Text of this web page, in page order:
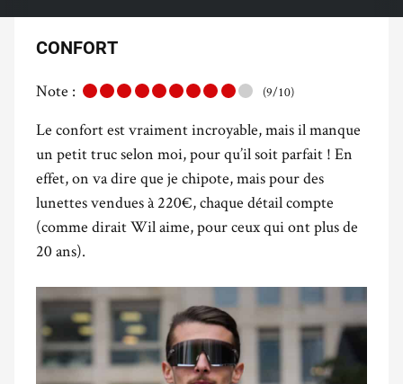
CONFORT
Note : (9/10)
Le confort est vraiment incroyable, mais il manque
un petit truc selon moi, pour qu’il soit parfait ! En
effet, on va dire que je chipote, mais pour des
lunettes vendues à 220€, chaque détail compte
(comme dirait Wil aime, pour ceux qui ont plus de
20 ans).